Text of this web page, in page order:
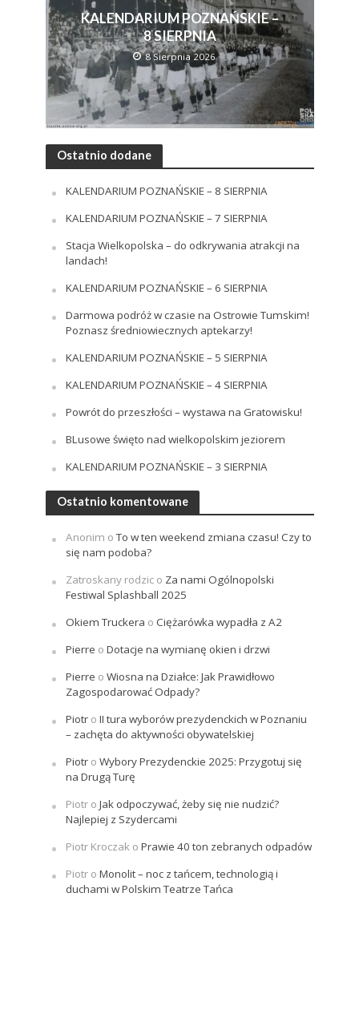
KALENDARIUM POZNAŃSKIE –
8 SIERPNIA
8 Sierpnia 2026
Ostatnio dodane
KALENDARIUM POZNAŃSKIE – 8 SIERPNIA
KALENDARIUM POZNAŃSKIE – 7 SIERPNIA
Stacja Wielkopolska – do odkrywania atrakcji na
landach!
KALENDARIUM POZNAŃSKIE – 6 SIERPNIA
Darmowa podróż w czasie na Ostrowie Tumskim!
Poznasz średniowiecznych aptekarzy!
KALENDARIUM POZNAŃSKIE – 5 SIERPNIA
KALENDARIUM POZNAŃSKIE – 4 SIERPNIA
Powrót do przeszłości – wystawa na Gratowisku!
BLusowe święto nad wielkopolskim jeziorem
KALENDARIUM POZNAŃSKIE – 3 SIERPNIA
Ostatnio komentowane
Anonim oTo w ten weekend zmiana czasu! Czy to
się nam podoba?
Zatroskany rodzico Za nami Ogólnopolski
Festiwal Splashball 2025
Okiem Truckera o Ciężarówka wypadła z A2
Pierre o Dotacje na wymianę okien i drzwi
Pierre o Wiosna na Działce: Jak Prawidłowo
Zagospodarować Odpady?
Piotro II tura wyborów prezydenckich w Poznaniu
– zachęta do aktywności obywatelskiej
Piotro Wybory Prezydenckie 2025: Przygotuj się
na Drugą Turę
Piotro Jak odpoczywać, żeby się nie nudzić?
Najlepiej z Szydercami
Piotr Kroczako Prawie 40 ton zebranych odpadów
Piotro Monolit – noc z tańcem, technologią i
duchami w Polskim Teatrze Tańca